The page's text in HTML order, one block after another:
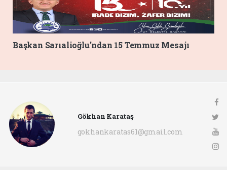
Başkan Sarıalioğlu'ndan 15 Temmuz Mesajı
Gökhan Karataş
gokhankaratas61@gmail.com